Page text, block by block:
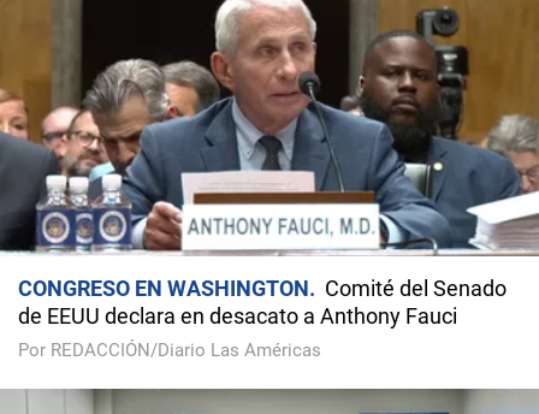
CONGRESO EN WASHINGTON
Comité del Senado
de EEUU declara en desacato a Anthony Fauci
Por REDACCIÓN/Diario Las Américas